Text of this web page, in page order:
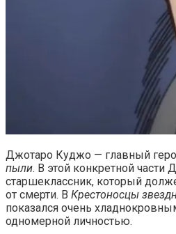
Джотаро Куджо — главный
пыли. В этой конкретной части
старшеклассник, который
от смерти. В Крестоносцы
показался очень
одномерной личностью.